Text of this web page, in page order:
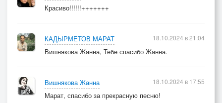
Красиво!!!!!!+++++++
КАДЫРМЕТОВ МАРАТ
Вишнякова Жанна, Тебе спасибо Жанна.
18.10.2024 в 21:04
Вишнякова Жанна
Марат, спасибо за прекрасную песню!
18.10.2024 в 17:55